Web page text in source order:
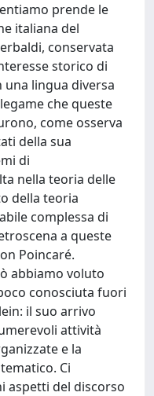
prende le
italiana del
conservata
storico di
lingua diversa
che queste
come osserva
della sua
di
nella teoria delle
della teoria
complessa di
a queste
Poincaré.
abbiamo voluto
conosciuta fuori
il suo arrivo
attività
e la
Ci
aspetti del discorso